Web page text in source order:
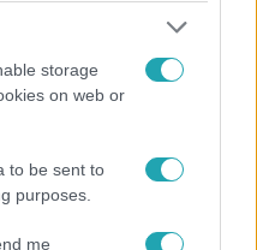
storage
on web or
to be sent to
purposes.
me
lakások építése a
a Rákosrendezőn, miután
A plázák és